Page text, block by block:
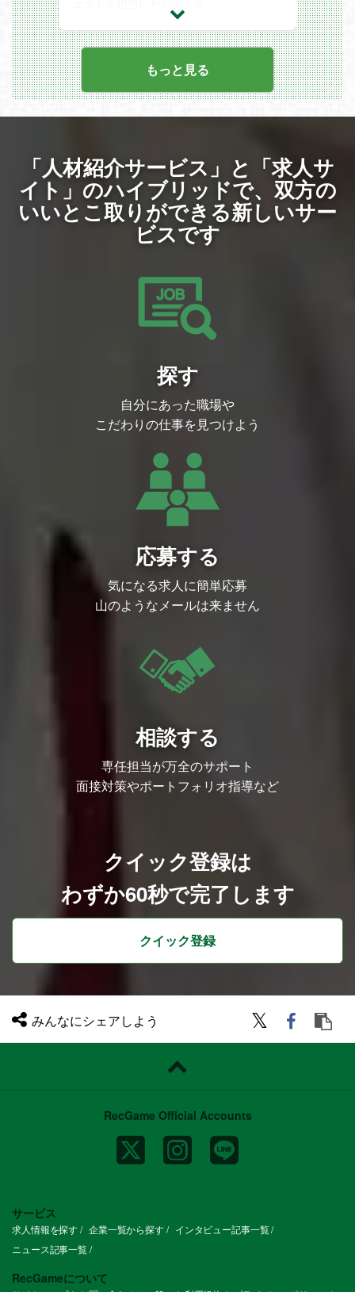
・デザイナーと連携したシェーダー開発、
・3Dプログラミングに関する業務全般
・ゲーム開発におけるワークフローの提案
と実装
・描画パフォーマンスの最適化
・タイトル固有の映像表現の設計と実装
・シェーダー開発
・VFXシステムの開発
・描画処理における処理負荷の計測、およ
び最適化
・最新技術の調査と検証、および実装
ゲームコンソールのためのリアルタイムグ
ラフィックスシステムの設計、開発
低レベルグラフィックスAPIを用いたグラ
フィックスシステムの開発
シェーダー開発
関連記事
Cygames Magazine ：
「CySphere」誕生 創業メンバーが語る新
ニア募集を開始！リモートワークの力でゲ
ーム開発を進化させる
もっと見る
「人材紹介サービス」と「求人サ
イト」のハイブリッドで、双方の
いいとこ取りができる新しいサー
ビスです
探す
自分にあった職場や
こだわりの仕事を見つけよう
応募する
気になる求人に簡単応募
山のようなメールは来ません
相談する
専任担当が万全のサポート
面接対策やポートフォリオ指導など
クイック登録は
わずか60秒で完了します
クイック登録
みんなにシェアしよう
RecGame Official Accounts
サービス
求人情報を探す 企業一覧から探す
インタビュー記事一覧
ニュース記事一覧
RecGameについて